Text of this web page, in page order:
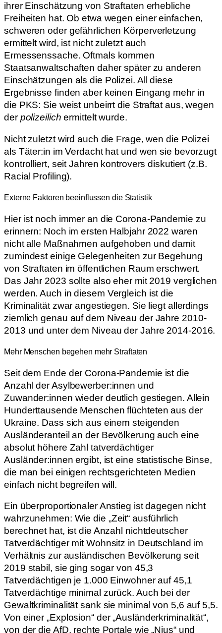
ihrer Einschätzung von Straftaten erhebliche
Freiheiten hat. Ob etwa wegen einer einfachen,
schweren oder gefährlichen Körperverletzung
ermittelt wird, ist nicht zuletzt auch
Ermessenssache. Oftmals kommen
Staatsanwaltschaften daher später zu anderen
Einschätzungen als die Polizei. All diese
Ergebnisse finden aber keinen Eingang mehr in
die PKS: Sie weist unbeirrt die Straftat aus, wegen
der polizeilich ermittelt wurde.
Nicht zuletzt wird auch die Frage, wen die Polizei
als Täter:in im Verdacht hat und wen sie bevorzugt
kontrolliert, seit Jahren kontrovers diskutiert (z.B.
Racial Profiling).
Externe Faktoren beeinflussen die Statistik
Hier ist noch immer an die Corona-Pandemie zu
erinnern: Noch im ersten Halbjahr 2022 waren
nicht alle Maßnahmen aufgehoben und damit
zumindest einige Gelegenheiten zur Begehung
von Straftaten im öffentlichen Raum erschwert.
Das Jahr 2023 sollte also eher mit 2019 verglichen
werden. Auch in diesem Vergleich ist die
Kriminalität zwar angestiegen. Sie liegt allerdings
ziemlich genau auf dem Niveau der Jahre 2010-
2013 und unter dem Niveau der Jahre 2014-2016.
Mehr Menschen begehen mehr Straftaten
Seit dem Ende der Corona-Pandemie ist die
Anzahl der Asylbewerber:innen und
Zuwander:innen wieder deutlich gestiegen. Allein
Hunderttausende Menschen flüchteten aus der
Ukraine. Dass sich aus einem steigenden
Ausländeranteil an der Bevölkerung auch eine
absolut höhere Zahl tatverdächtiger
Ausländer:innen ergibt, ist eine statistische Binse,
die man bei einigen rechtsgerichteten Medien
einfach nicht begreifen will.
Ein überproportionaler Anstieg ist dagegen nicht
wahrzunehmen: Wie die „Zeit“ ausführlich
berechnet hat, ist die Anzahl nichtdeutscher
Tatverdächtiger mit Wohnsitz in Deutschland im
Verhältnis zur ausländischen Bevölkerung seit
2019 stabil, sie ging sogar von 45,3
Tatverdächtigen je 1.000 Einwohner auf 45,1
Tatverdächtige minimal zurück. Auch bei der
Gewaltkriminalität sank sie minimal von 5,6 auf 5,5.
Von einer „Explosion“ der „Ausländerkriminalität“,
von der die AfD, rechte Portale wie „Nius“ und